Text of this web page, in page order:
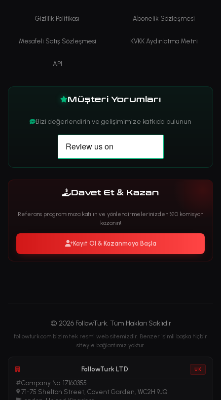
Gizlilik Politikası Abonelik Sözleşmesi
Mesafeli Satış Sözleşmesi KVKK Aydınlatma Metni
API
Müşteri Yorumları
Bizi değerlendirin ve gelişimimize katkıda bulunun
Davet Et & Kazan
Referans programımıza katılın ve yönlendirmelerinizden %10 komisyon
kazanın!
Kayıt Ol & Kazanmaya Başla
© 2026 FollowTurk. Tüm Hakları Saklıdır
followturk.com bizim tek resmi web sitemizdir. Benzer isimli başka hiçbir
siteyle bağlantımız yoktur.
FollowTurk LTD UK
Company No. 17160355
71-75 Shelton Street, Covent Garden, WC2H 9JQ